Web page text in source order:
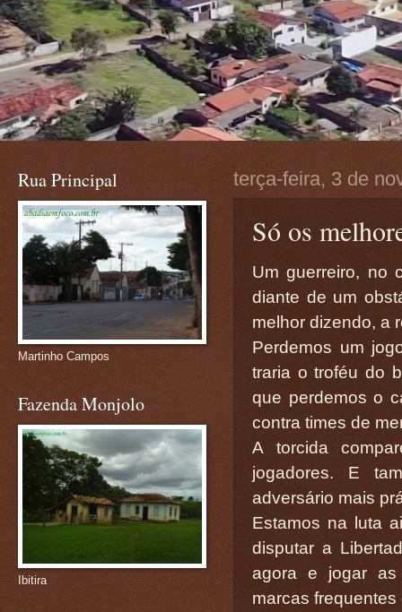
terça-feira, 3 de
Só os
Um guerreiro, no
diante de um
melhor dizendo, a
Perdemos um
traria o troféu do
que perdemos o
contra times de
A torcida
jogadores. E
adversário mais
Estamos na luta
disputar a
agora e jogar as
marcas
Rua Principal
Martinho Campos
Fazenda Monjolo
Ibitira